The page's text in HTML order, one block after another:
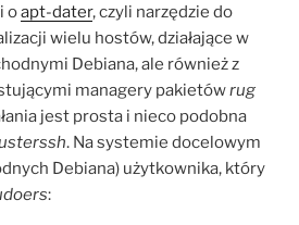
oapt-dater, czyli narzędzie do
wielu hostów, działające w
Debiana, ale również z
managery pakietówrug
jest prosta i nieco podobna
. Na systemie docelowym
Debiana) użytkownika, który
: